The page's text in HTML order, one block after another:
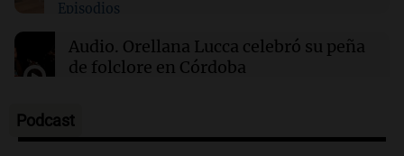
00:32 Clima
Clima en Salta: cómo estará el tiempo este
domingo 9 de agosto
Episodios
Audio. Orellana Lucca celebró su peña
de folclore en Córdoba
Audio.Trágico accidente en Mendoza:
Podcast